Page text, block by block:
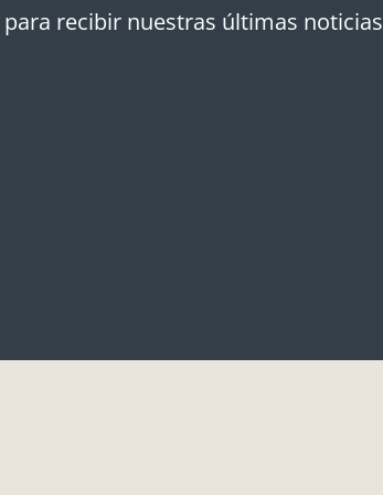
para recibir nuestras últimas